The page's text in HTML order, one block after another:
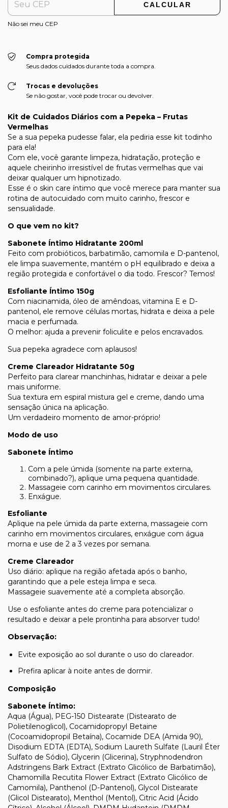
CALCULAR
Não sei meu CEP
Compra protegida
Seus dados cuidados durante toda a compra.
Trocas e devoluções
Se não gostar, você pode trocar ou devolver.
Kit de Cuidados Diários com a Pepeka – Frutas
Vermelhas
Se a sua pepeka pudesse falar, ela pediria esse kit todinho
para ela!
Com ele, você garante limpeza, hidratação, proteção e
aquele cheirinho irresistível de frutas vermelhas que vai
deixar qualquer um hipnotizado.
Esse é o skin care íntimo que você merece para manter sua
rotina de autocuidado com muito carinho, frescor e
sensualidade.
O que vem no kit?
Sabonete Íntimo Hidratante 200ml
Feito com probióticos, barbatimão, camomila e D-pantenol,
ele limpa suavemente, mantém o pH equilibrado e deixa a
região protegida e confortável o dia todo. Frescor? Temos!
Esfoliante Íntimo 150g
Com niacinamida, óleo de amêndoas, vitamina E e D-
pantenol, ele remove células mortas, hidrata e deixa a pele
macia e perfumada.
O melhor: ajuda a prevenir foliculite e pelos encravados.
Sua pepeka agradece com aplausos!
Creme Clareador Hidratante 50g
Perfeito para clarear manchinhas, hidratar e deixar a pele
mais uniforme.
Sua textura em espiral mistura gel e creme, dando uma
sensação única na aplicação.
Um verdadeiro momento de amor-próprio!
Modo de uso
Sabonete Íntimo
Com a pele úmida (somente na parte externa,
combinado?), aplique uma pequena quantidade.
Massageie com carinho em movimentos circulares.
Enxágue.
Esfoliante
Aplique na pele úmida da parte externa, massageie com
carinho em movimentos circulares, enxágue com água
morna e use de 2 a 3 vezes por semana.
Creme Clareador
Uso diário: aplique na região afetada após o banho,
garantindo que a pele esteja limpa e seca.
Massageie suavemente até a completa absorção.
Use o esfoliante antes do creme para potencializar o
resultado e deixar a pele prontinha para absorver tudo!
Observação:
Evite exposição ao sol durante o uso do clareador.
Prefira aplicar à noite antes de dormir.
Composição
Sabonete Íntimo:
Aqua (Água), PEG-150 Distearate (Distearato de
Polietilenoglicol), Cocamidopropyl Betaine
(Cocoamidopropil Betaína), Cocamide DEA (Amida 90),
Disodium EDTA (EDTA), Sodium Laureth Sulfate (Lauril Éter
Sulfato de Sódio), Glycerin (Glicerina), Stryphnodendron
Adstringens Bark Extract (Extrato Glicólico de Barbatimão),
Chamomilla Recutita Flower Extract (Extrato Glicólico de
Camomila), Panthenol (D-Pantenol), Glycol Distearate
(Glicol Distearato), Menthol (Mentol), Citric Acid (Ácido